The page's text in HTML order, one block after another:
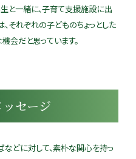
と一緒に、子育て支援施設に出
それぞれの子どものちょっとした
会だと思っています。
セージ
どに対して、素朴な関心を持っ